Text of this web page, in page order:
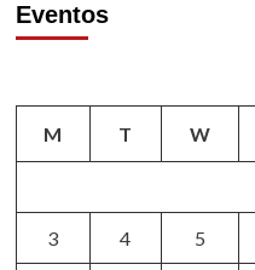
Eventos
M T W
3 4 5